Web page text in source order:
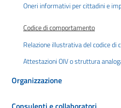
Oneri informativi per cittadini e
Codice di comportamento
Relazione illustrativa del codice di
Attestazioni OIV o struttura
Organizzazione